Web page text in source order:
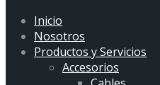
Inicio
Nosotros
Productos y Servicios
Accesorios